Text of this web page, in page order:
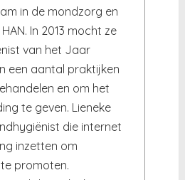
in de mondzorg en
In 2013 mocht ze
van het Jaar
een aantal praktijken
en om het
te geven. Lieneke
die internet
inzetten om
promoten.